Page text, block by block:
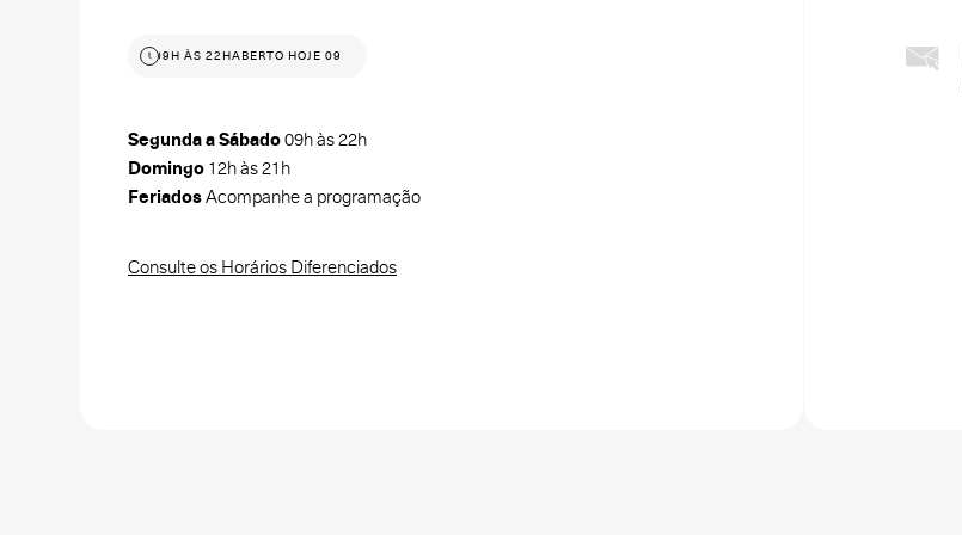
ABERTO HOJE 09H ÀS 22HABERTO HOJE 09H ÀS 22H
Segunda a Sábado09h às 22h
Domingo 12h às 21h
FeriadosAcompanhe a programação
Consulte os Horários Diferenciados